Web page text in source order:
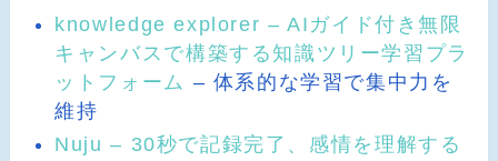
knowledge explorer – AIガイド付き無限
キャンバスで構築する知識ツリー学習プラ
ットフォーム – 体系的な学習で集中力を
維持
Nuju – 30秒で記録完了、感情を理解する